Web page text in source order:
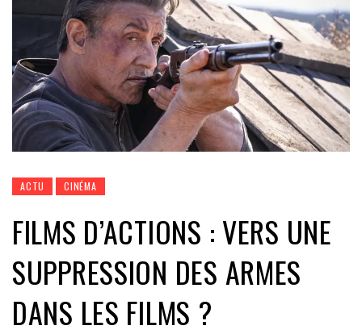
ACTU CINÉMA
FILMS D’ACTIONS : VERS UNE
SUPPRESSION DES ARMES
DANS LES FILMS ?